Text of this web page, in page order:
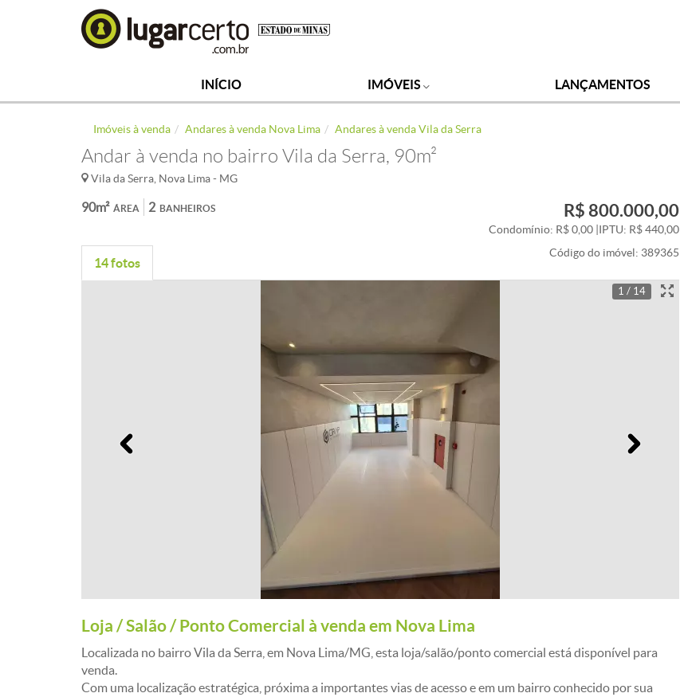
INÍCIO IMÓVEIS LANÇAMENTOS
Imóveis à venda Andares à venda Nova Lima Andares à venda Vila da Serra
Andar à venda no bairro Vila da Serra, 90m²
Vila da Serra, Nova Lima - MG
ÁREA
90m² BANHEIROS
2 R$ 800.000,00
Condomínio: R$ 0,00 IPTU: R$ 440,00
14 fotos
Código do imóvel: 389365
1 / 14
Loja / Salão / Ponto Comercial à venda em Nova Lima
Localizada no bairro Vila da Serra, em Nova Lima/MG, esta loja/salão/ponto comercial está disponível para
venda.
Com uma localização estratégica, próxima a importantes vias de acesso e em um bairro conhecido por sua